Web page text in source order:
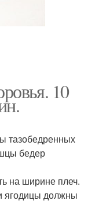
10
тазобедренных
бедер
на ширине плеч.
ягодицы должны